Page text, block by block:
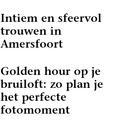
Intiem en sfeervol
trouwen in
Amersfoort
Golden hour op je
bruiloft: zo plan je
het perfecte
fotomoment